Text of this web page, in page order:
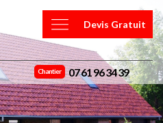
Devis Gratuit
Chantier 07 61 96 34 39